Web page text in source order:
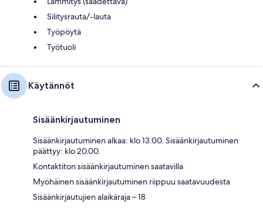
Silitysrauta/-lauta
Työpöytä
Työtuoli
Käytännöt
Sisäänkirjautuminen
Sisäänkirjautuminen alkaa: klo 13.00. Sisäänkirjautuminen
päättyy: klo 20.00.
Kontaktiton sisäänkirjautuminen saatavilla
Myöhäinen sisäänkirjautuminen riippuu saatavuudesta
Sisäänkirjautujien alaikäraja – 18